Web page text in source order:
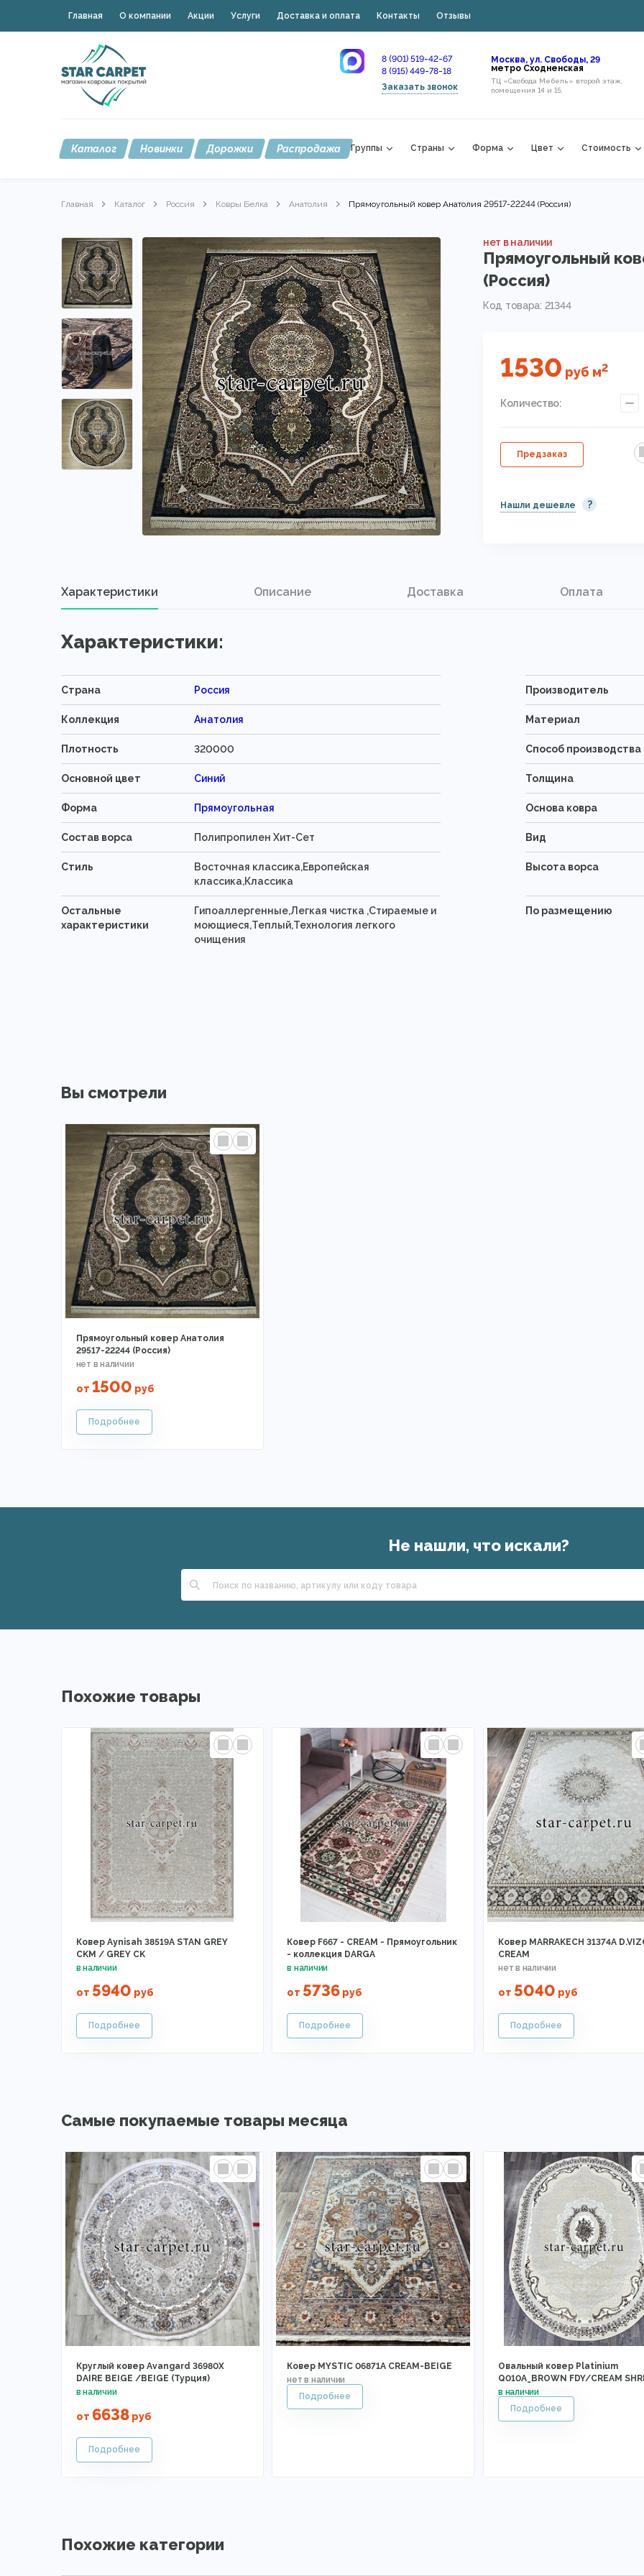
Главная О компании Акции Услуги Доставка и оплата Контакты Отзывы
8 (901) 519-42-67
8 (915) 449-78-18
Заказать звонок
Москва, ул. Свободы, 29
метро Сходненская
ТЦ «Свобода Мебель» второй этаж,
помещения 14 и 15,
Каталог Новинки Дорожки Распродажа Группы Страны Форма Цвет Стоимость
Главная Каталог Россия Ковры Белка Анатолия Прямоугольный ковер Анатолия 29517-22244 (Россия)
нет в наличии
Прямоугольный
(Россия)
Код товара: 21344
1530 руб м2
Количество:
Предзаказ
Нашли дешевле ?
Характеристики Описание Доставка Оплата
Характеристики:
Страна Россия Производитель
Коллекция Анатолия Материал
Плотность 320000 Способ производства
Основной цвет Синий Толщина
Форма Прямоугольная Основа ковра
Состав ворса Полипропилен Хит-Cет Вид
Стиль
Восточная классика,Европейская
классика,Классика
Высота ворса
Остальные
характеристики
Гипоаллергенные,Легкая чистка ,Стираемые и
моющиеся,Теплый,Технология легкого
очищения
По размещению
Вы смотрели
Прямоугольный ковер Анатолия
29517-22244 (Россия)
от 1500 руб
Не нашли, что искали?
Похожие товары
Ковер Aynisah 38519A STAN GREY
CKM / GREY CK
от 5940 руб
Ковер F667 - CREAM - Прямоугольник
- коллекция DARGA
от 5736 руб
Ковер MARRAKECH 31374A
CREAM
от 5040 руб
Самые покупаемые товары месяца
Круглый ковер Avangard 36980X
DAIRE BEIGE /BEIGE (Турция)
от 6638руб
Ковер MYSTIC 06871A CREAM-BEIGE
Овальный ковер Platinium
Q010A_BROWN FDY/CREAM
Похожие категории